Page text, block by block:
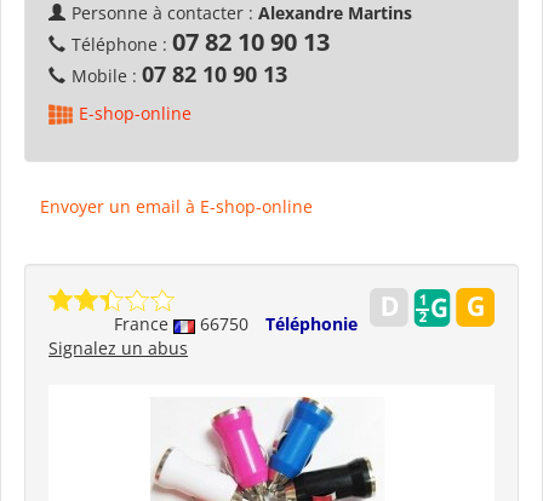
Personne à contacter : Alexandre Martins
Téléphone : 07 82 10 90 13
Mobile : 07 82 10 90 13
E-shop-online
Envoyer un email à E-shop-online
France 66750
Téléphonie
Signalez un abus